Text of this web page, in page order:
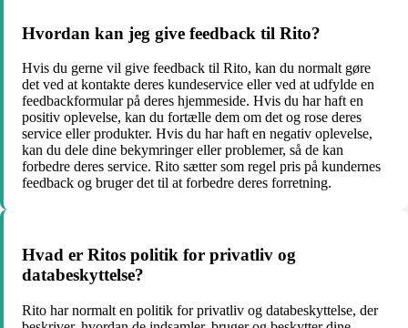
Hvordan kan jeg give feedback til Rito?
Hvis du gerne vil give feedback til Rito, kan du normalt gøre
det ved at kontakte deres kundeservice eller ved at udfylde en
feedbackformular på deres hjemmeside. Hvis du har haft en
positiv oplevelse, kan du fortælle dem om det og rose deres
service eller produkter. Hvis du har haft en negativ oplevelse,
kan du dele dine bekymringer eller problemer, så de kan
forbedre deres service. Rito sætter som regel pris på kundernes
feedback og bruger det til at forbedre deres forretning.
Hvad er Ritos politik for privatliv og
databeskyttelse?
Rito har normalt en politik for privatliv og databeskyttelse, der